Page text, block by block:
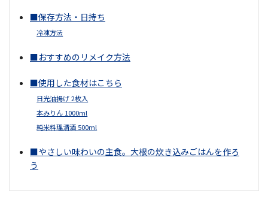
■保存方法・日持ち
冷凍方法
■おすすめのリメイク方法
■使用した食材はこちら
日光油揚げ 2枚入
本みりん 1000ml
純米料理清酒 500ml
■やさしい味わいの主食。大根の炊き込みごはんを作ろ
う